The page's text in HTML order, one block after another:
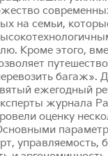
на семьи,
Кроме этого,
багаж».
ежегодный
журнала
оценку
управляемость,